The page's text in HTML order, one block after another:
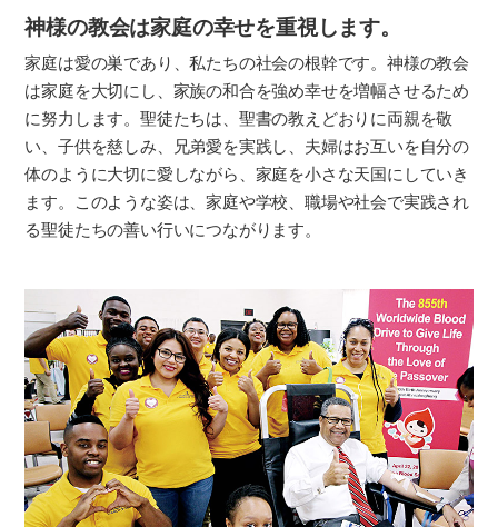
神様の教会は家庭の幸せを重視します。
家庭は愛の巣であり、私たちの社会の根幹です。神様の教会
は家庭を大切にし、家族の和合を強め幸せを増幅させるため
に努力します。聖徒たちは、聖書の教えどおりに両親を敬
い、子供を慈しみ、兄弟愛を実践し、夫婦はお互いを自分の
体のように大切に愛しながら、家庭を小さな天国にしていき
ます。このような姿は、家庭や学校、職場や社会で実践され
る聖徒たちの善い行いにつながります。